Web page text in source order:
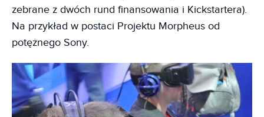
zebrane z dwóch rund finansowania i Kickstartera).
Na przykład w postaci Projektu Morpheus od
potężnego Sony.